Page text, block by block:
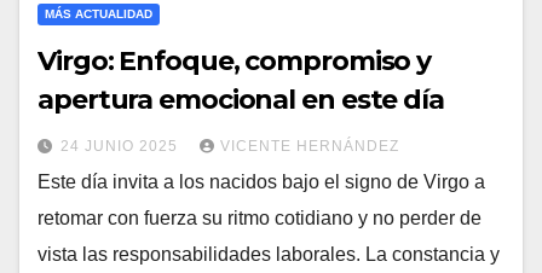
MÁS ACTUALIDAD
Virgo: Enfoque, compromiso y
apertura emocional en este día
24 JUNIO 2025 VICENTE HERNÁNDEZ
Este día invita a los nacidos bajo el signo de Virgo a
retomar con fuerza su ritmo cotidiano y no perder de
vista las responsabilidades laborales. La constancia y